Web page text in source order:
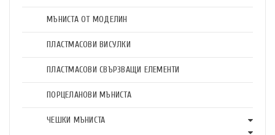
МЪНИСТА ОТ МОДЕЛИН
ПЛАСТМАСОВИ ВИСУЛКИ
ПЛАСТМАСОВИ СВЪРЗВАЩИ ЕЛЕМЕНТИ
ПОРЦЕЛАНОВИ МЪНИСТА
ЧЕШКИ МЪНИСТА